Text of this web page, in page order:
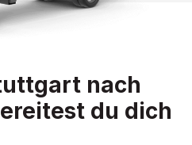
nach
du dich